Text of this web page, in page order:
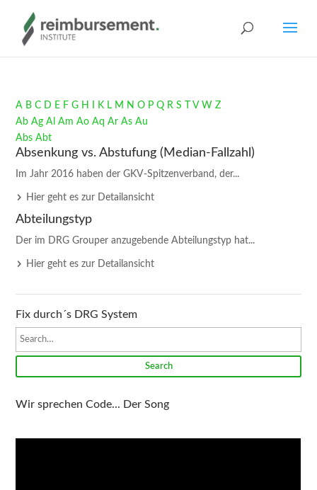
A B C D E F G H K L M N O P Q R S V W Z
Ab Ag Al Am Ao Aq Ar As Au
Abs Abt
Absenkung vs. Abstufung (Median-Fallzahl)
Im Jahr 2016 haben der GKV-Spitzenverband, der...
Hier geht es zur Detailansicht
Abteilungstyp
Der im DRG Grouper anzugebende Abteilungstyp hat...
Hier geht es zur Detailansicht
Fix durch´s DRG System
Search
Wir sprechen Code... Der Song